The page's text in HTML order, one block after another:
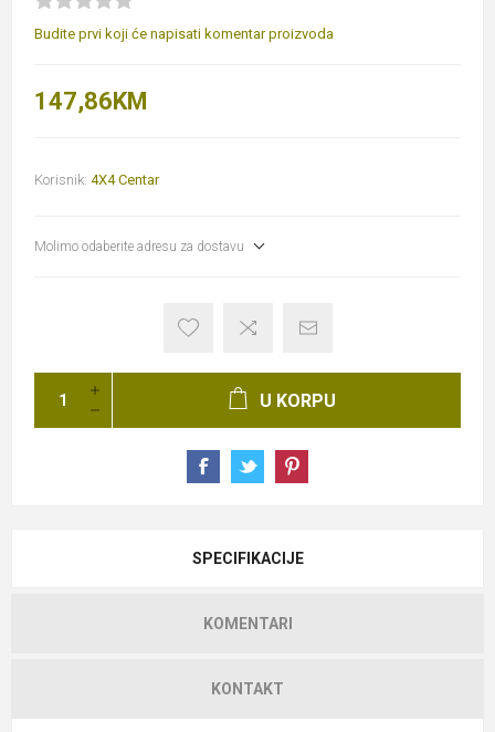
Budite prvi koji će napisati komentar proizvoda
147,86KM
Korisnik: 4X4 Centar
Molimo odaberite adresu za dostavu
U KORPU
SPECIFIKACIJE
KOMENTARI
KONTAKT